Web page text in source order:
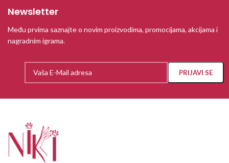
Newsletter
Među prvima saznajte o novim proizvodima, promocijama, akcijama i
nagradnim igrama.